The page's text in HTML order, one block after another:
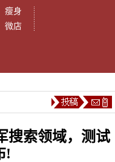
瘦身
微店
搜索领域，测试
!